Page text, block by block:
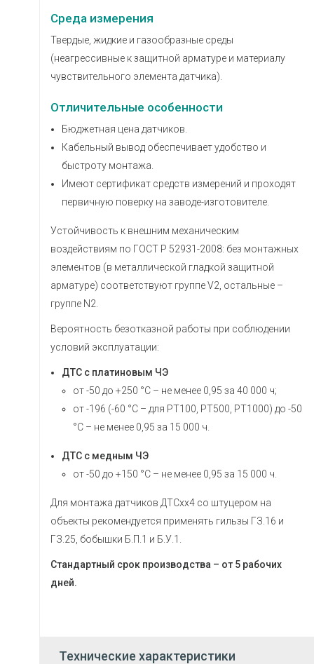
Среда измерения
Твердые, жидкие и газообразные среды
(неагрессивные к защитной арматуре и материалу
чувствительного элемента датчика).
Отличительные особенности
Бюджетная цена датчиков.
Кабельный вывод обеспечивает удобство и
быстроту монтажа.
Имеют сертификат средств измерений и проходят
первичную поверку на заводе-изготовителе.
Устойчивость к внешним механическим
воздействиям по ГОСТ Р 52931-2008: без монтажных
элементов (в металлической гладкой защитной
арматуре) соответствуют группе V2, остальные –
группе N2.
Вероятность безотказной работы при соблюдении
условий эксплуатации:
ДТС с платиновым ЧЭ
от -50 до +250 °С – не менее 0,95 за 40 000 ч;
от -196 (-60 °С – для РТ100, РТ500, РТ1000) до -50
°С – не менее 0,95 за 15 000 ч.
ДТС с медным ЧЭ
от -50 до +150 °С – не менее 0,95 за 15 000 ч.
Для монтажа датчиков ДТСхх4 со штуцером на
объекты рекомендуется применять гильзы ГЗ.16 и
ГЗ.25, бобышки Б.П.1 и Б.У.1.
Стандартный срок производства – от 5 рабочих
дней.
Технические характеристики